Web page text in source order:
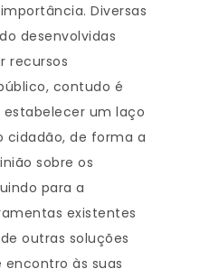
Diversas
desenvolvidas
recursos
contudo é
estabelecer um laço
cidadão, de forma a
sobre os
para a
existentes
outras soluções
encontro às suas